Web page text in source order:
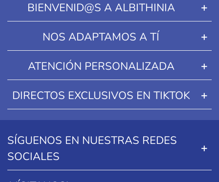
BIENVENID@S A ALBITHINIA
NOS ADAPTAMOS A TÍ
ATENCIÓN PERSONALIZADA
DIRECTOS EXCLUSIVOS EN TIKTOK
SÍGUENOS EN NUESTRAS REDES
SOCIALES